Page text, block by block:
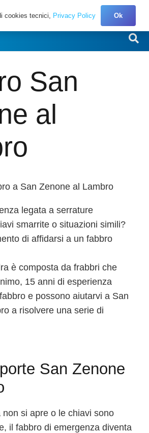
San
al
a San Zenone al Lambro
legata a serrature
smarrite o situazioni simili?
di affidarsi a un fabbro
è composta da frabbri che
15 anni di esperienza
e possono aiutarvi a San
a risolvere una serie di
San Zenone
non si apre o le chiavi sono
il fabbro di emergenza diventa
cookies tecnici, Privacy Policy Ok